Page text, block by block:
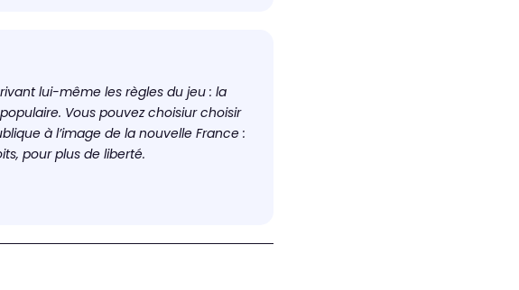
lui-même les règles du jeu : la
Vous pouvez choisiur choisir
à l’image de la nouvelle France :
pour plus de liberté.